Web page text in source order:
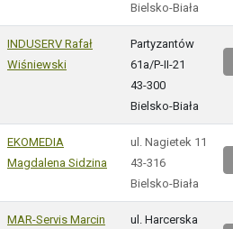
Bielsko-Biała
INDUSERV Rafał
Wiśniewski
Partyzantów
61a/P-II-21
43-300
Bielsko-Biała
EKOMEDIA
Magdalena Sidzina
ul. Nagietek 11
43-316
Bielsko-Biała
MAR-Servis Marcin
ul. Harcerska